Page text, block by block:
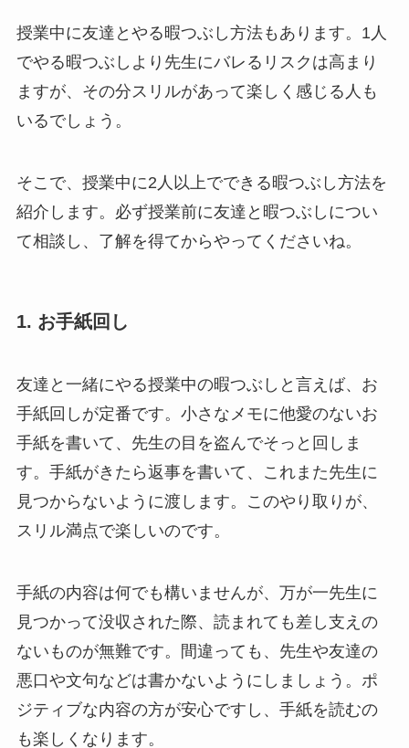
授業中に友達とやる暇つぶし方法もあります。1人
でやる暇つぶしより先生にバレるリスクは高まり
ますが、その分スリルがあって楽しく感じる人も
いるでしょう。
そこで、授業中に2人以上でできる暇つぶし方法を
紹介します。必ず授業前に友達と暇つぶしについ
て相談し、了解を得てからやってくださいね。
1. お手紙回し
友達と一緒にやる授業中の暇つぶしと言えば、お
手紙回しが定番です。小さなメモに他愛のないお
手紙を書いて、先生の目を盗んでそっと回しま
す。手紙がきたら返事を書いて、これまた先生に
見つからないように渡します。このやり取りが、
スリル満点で楽しいのです。
手紙の内容は何でも構いませんが、万が一先生に
見つかって没収された際、読まれても差し支えの
ないものが無難です。間違っても、先生や友達の
悪口や文句などは書かないようにしましょう。ポ
ジティブな内容の方が安心ですし、手紙を読むの
も楽しくなります。